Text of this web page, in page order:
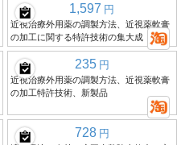
1,597 円
近視治療外用薬の調製方法、近視薬軟膏
の加工に関する特許技術の集大成
235 円
近視治療外用薬の調製方法、近視薬軟膏
の加工特許技術、新製品
728 円